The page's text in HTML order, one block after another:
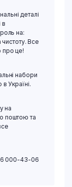
деталі
в
на:
чистоту. Все
про це!
набори
Україні.
на
поштою та
000-43-06